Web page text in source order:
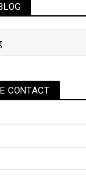
CONTACT